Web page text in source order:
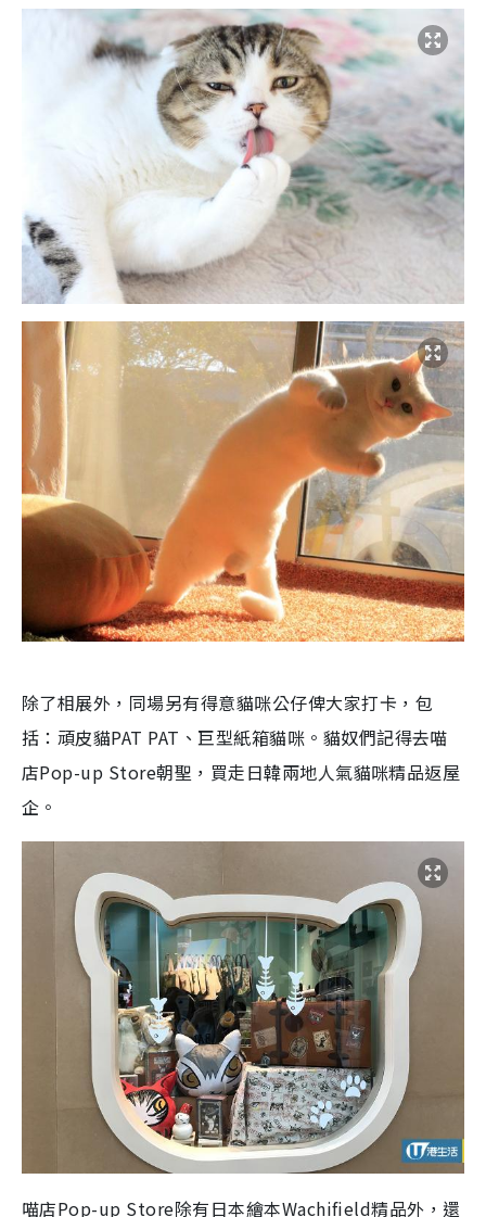
除了相展外，同場另有得意貓咪公仔俾大家打卡，包
括：頑皮貓PAT PAT、巨型紙箱貓咪。貓奴們記得去喵
店Pop-up Store朝聖，買走日韓兩地人氣貓咪精品返屋
企。
喵店Pop-up Store除有日本繪本Wachifield精品外，還